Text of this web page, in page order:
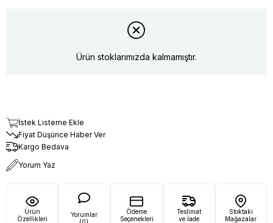
Ürün stoklarımızda kalmamıştır.
İstek Listeme Ekle
Fiyat Düşünce Haber Ver
Kargo Bedava
Yorum Yaz
Ürün
Özellikleri
Yorumlar
Ödeme
Seçenekleri
Teslimat
ve İade
Stoktaki
Mağazalar